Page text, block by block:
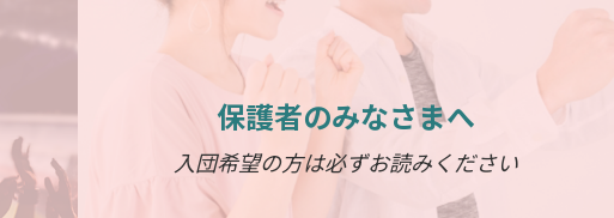
保護者のみなさまへ
入団希望の方は必ずお読みください